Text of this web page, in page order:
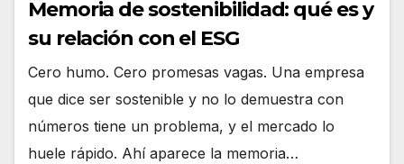
Memoria de sostenibilidad: qué es y
su relación con el ESG
Cero humo. Cero promesas vagas. Una empresa
que dice ser sostenible y no lo demuestra con
números tiene un problema, y el mercado lo
huele rápido. Ahí aparece la memoria…